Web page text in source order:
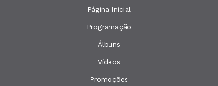
Página Inicial
Programação
Álbuns
Vídeos
Promoções